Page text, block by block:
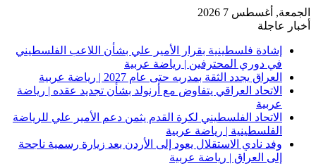
الجمعة, أغسطس 7 2026
أخبار عاجلة
إشادة فلسطينية بقرار الأمير علي بشأن اللاعب الفلسطيني
في دوري المحترفين | رياضة عربية
العراق يجدد الثقة بمدربه حتى عام 2027 | رياضة عربية
الاتحاد العراقي يتفاوض مع أرنولد بشأن تجديد عقده | رياضة
عربية
الاتحاد الفلسطيني لكرة القدم يثمن دعم الأمير علي للرياضة
الفلسطينية | رياضة عربية
وفد نادي الاستقلال يعود إلى الأردن بعد زيارة رسمية ناجحة
إلى العراق | رياضة عربية